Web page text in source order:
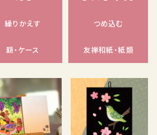
繰りかえす つめ込む
額・ケース 友禅和紙・紙類